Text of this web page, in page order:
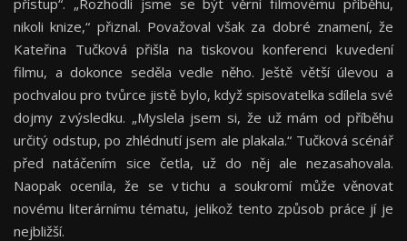
nikoli knize,“ přiznal. Považoval však za dobré znamení, že
Kateřina Tučková přišla na tiskovou konferenci k uvedení
filmu, a dokonce seděla vedle něho. Ještě větší úlevou a
pochvalou pro tvůrce jistě bylo, když spisovatelka sdílela své
dojmy z výsledku. „Myslela jsem si, že už mám od příběhu
určitý odstup, po zhlédnutí jsem ale plakala.“ Tučková scénář
před natáčením sice četla, už do něj ale nezasahovala.
Naopak ocenila, že se v tichu a soukromí může věnovat
novému literárnímu tématu, jelikož tento způsob práce jí je
nejbližší.